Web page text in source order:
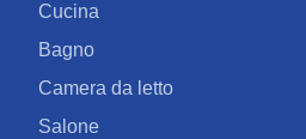
Cucina
Bagno
Camera da letto
Salone